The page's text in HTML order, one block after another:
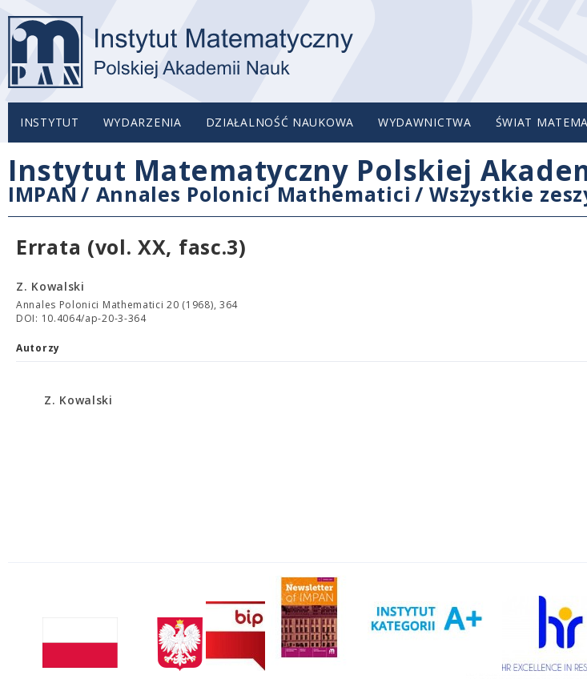
INSTYTUT WYDARZENIA DZIAŁALNOŚĆ NAUKOWA WYDAWNICTWA ŚWIAT
Instytut Matematyczny Polskiej
IMPAN / Annales Polonici Mathematici /Wszystkie
Errata (vol. XX, fasc.3)
Z. Kowalski
Annales Polonici Mathematici 20 (1968), 364
DOI: 10.4064/ap-20-3-364
Autorzy
Z. Kowalski